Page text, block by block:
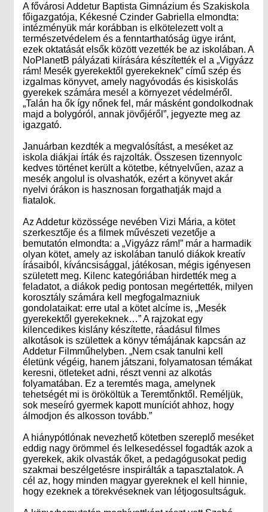
A fővárosi Addetur Baptista Gimnázium és Szakiskola
főigazgatója, Kékesné Czinder Gabriella elmondta:
intézményük már korábban is elkötelezett volt a
természetvédelem és a fenntarthatóság ügye iránt,
ezek oktatását elsők között vezették be az iskolában. A
NoPlanetB pályázati kiírására készítették el a „Vigyázz
rám! Mesék gyerekektől gyerekeknek” című szép és
izgalmas könyvet, amely nagyóvodás és kisiskolás
gyerekek számára mesél a környezet védelméről.
„Talán ha ők így nőnek fel, már másként gondolkodnak
majd a bolygóról, annak jövőjéről”, jegyezte meg az
igazgató.
Januárban kezdték a megvalósítást, a meséket az
iskola diákjai írták és rajzolták. Összesen tizennyolc
kedves történet került a kötetbe, kétnyelvűen, azaz a
mesék angolul is olvashatók, ezért a könyvet akár
nyelvi órákon is hasznosan forgathatják majd a
fiatalok.
Az Addetur közössége nevében Vizi Mária, a kötet
szerkesztője és a filmek művészeti vezetője a
bemutatón elmondta: a „Vigyázz rám!” már a harmadik
olyan kötet, amely az iskolában tanuló diákok kreatív
írásaiból, kíváncsisággal, játékosan, mégis igényesen
született meg. Kilenc kategóriában hirdették meg a
feladatot, a diákok pedig pontosan megértették, milyen
korosztály számára kell megfogalmazniuk
gondolataikat: erre utal a kötet alcíme is, „Mesék
gyerekektől gyerekeknek…” A rajzokat egy
kilencedikes kislány készítette, ráadásul filmes
alkotások is születtek a könyv témájának kapcsán az
Addetur Filmműhelyben. „Nem csak tanulni kell
életünk végéig, hanem játszani, folyamatosan témákat
keresni, ötleteket adni, részt venni az alkotás
folyamatában. Ez a teremtés maga, amelynek
tehetségét mi is örököltük a Teremtőnktől. Reméljük,
sok meseíró gyermek kapott muníciót ahhoz, hogy
álmodjon és alkosson tovább.”
A hiánypótlónak nevezhető kötetben szereplő meséket
eddig nagy örömmel és lelkesedéssel fogadták azok a
gyerekek, akik olvasták őket, a pedagógusokat pedig
szakmai beszélgetésre inspirálták a tapasztalatok. A
cél az, hogy minden magyar gyereknek el kell hinnie,
hogy ezeknek a törekvéseknek van létjogosultságuk.